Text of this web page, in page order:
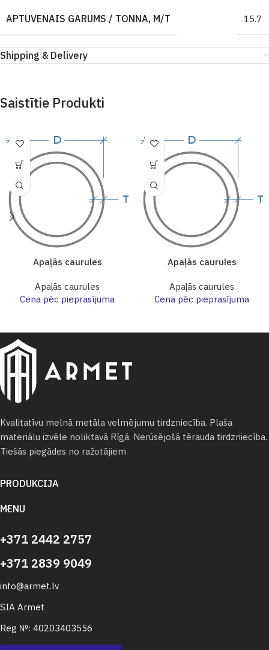
APTUVENAIS GARUMS / TONNA, M/T 15.7
Shipping & Delivery
Saistītie Produkti
Apaļās caurules
Apaļās caurules
Cena pēc pieprasījuma
Apaļās caurules
Apaļās caurules
Cena pēc pieprasījuma
Kvalitatīvu melnā metāla velmējumu tirdzniecība. Plaša
materiālu izvēle noliktavā Rīgā. Nerūsējošā tērauda tirdzniecība.
Tiešās piegādes no ražotājiem
PRODUKCIJA
MENU
+371 2442 2757
+371 2839 9049
info@armet.lv
SIA Armet
Reg №: 40203403556